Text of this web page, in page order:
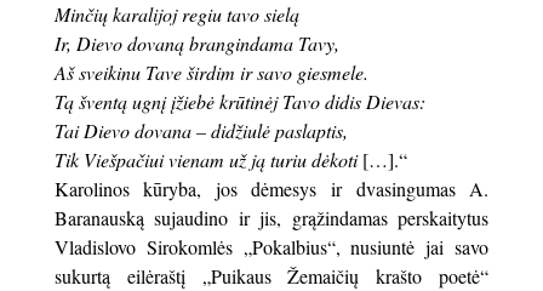
Minčių karalijoj regiu tavo sielą
Ir, Dievo dovaną brangindama Tavy,
Aš sveikinu Tave širdim ir savo giesmele.
Tą šventą ugnį įžiebė krūtinėj Tavo didis Dievas:
Tai Dievo dovana – didžiulė paslaptis,
Tik Viešpačiui vienam už ją turiu dėkoti[…].“
Karolinos kūryba, jos dėmesys ir dvasingumas A.
Baranauską sujaudino ir jis, grąžindamas perskaitytus
Vladislovo Sirokomlės „Pokalbius“, nusiuntė jai savo
sukurtą eilėraštį „Puikaus Žemaičių krašto poetė“